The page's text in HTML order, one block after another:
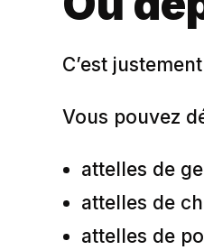
C’est
Vous pouvez
attelles de
attelles de
attelles de